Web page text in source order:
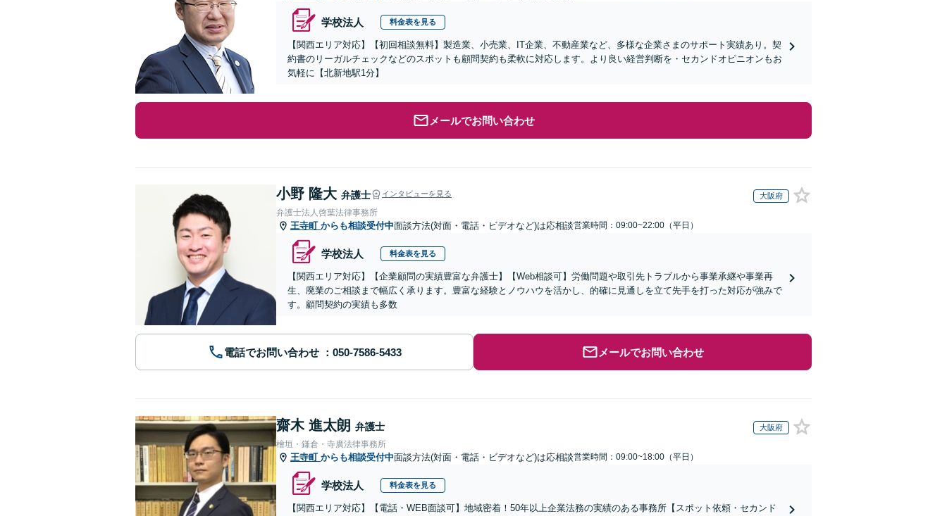
学校法人 料金表を見る
【関西エリア対応】【初回相談無料】製造業、小売業、IT企業、不動産業など、多様な企業さまのサポート実績あり。契
約書のリーガルチェックなどのスポットも顧問契約も柔軟に対応します。より良い経営判断を・セカンドオピニオンもお
気軽に【北新地駅1分】
メールでお問い合わせ
小野 隆大 弁護士 インタビューを見る 大阪府
弁護士法人啓葉法律事務所
王寺町 からも相談受付中面談方法(対面・電話・ビデオなど)は応相談営業時間：09:00~22:00（平日）
学校法人 料金表を見る
【関西エリア対応】【企業顧問の実績豊富な弁護士】【Web相談可】労働問題や取引先トラブルから事業承継や事業再
生、廃業のご相談まで幅広く承ります。豊富な経験とノウハウを活かし、的確に見通しを立て先手を打った対応が強みで
す。顧問契約の実績も多数
電話でお問い合わせ メールでお問い合わせ
齋木 進太朗 弁護士 大阪府
檜垣・鎌倉・寺廣法律事務所
王寺町 からも相談受付中面談方法(対面・電話・ビデオなど)は応相談営業時間：09:00~18:00（平日）
学校法人 料金表を見る
【関西エリア対応】【電話・WEB面談可】地域密着！50年以上企業法務の実績のある事務所【スポット依頼・セカンド